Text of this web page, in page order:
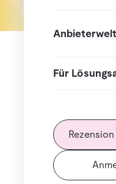
Anbieterwelt
Für